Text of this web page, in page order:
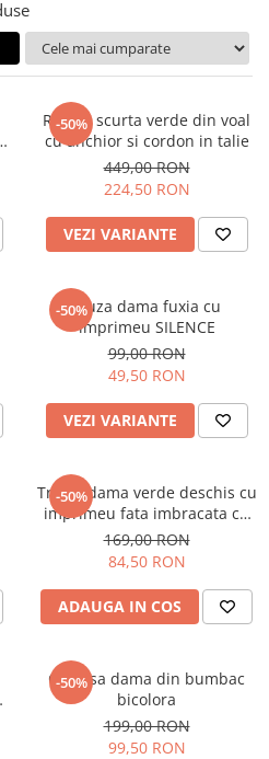
-50%
Rochie scurta verde din voal
cu anchior si cordon in talie
449,00 RON
224,50 RON
VEZI VARIANTE
-50%Bluza dama fuxia cu
imprimeu SILENCE
99,00 RON
49,50 RON
VEZI VARIANTE
-50%
Tricou dama verde deschis cu
imprimeu fata imbracata cu
alb si inghetata in mana
169,00 RON
84,50 RON
ADAUGA IN COS
-50%
Camasa dama din bumbac
bicolora
199,00 RON
99,50 RON